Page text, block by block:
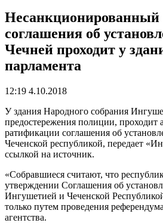
Несанкционированный
соглашения об
Чечней проходит у
парламента
12:19 4.10.2018
У здания Народного собрания
предостережения полиции, проходит
ратификации соглашения об
Чеченской республикой, передает
ссылкой на источник.
«Собравшиеся считают, что
утверждении Соглашения об
Ингушетией и Чеченской
только путем проведения
агентства.